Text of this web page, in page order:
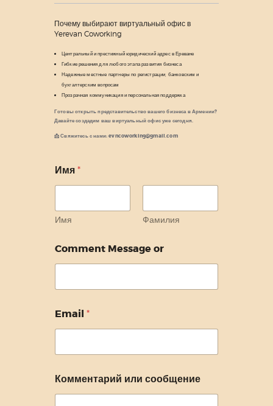
Почему выбирают виртуальный офис в
Yerevan Coworking
Центральный и престижный юридический адрес в Ереване
Гибкие решения для любого этапа развития бизнеса
Надежные местные партнеры по регистрации, банковским и
бухгалтерским вопросам
Прозрачная коммуникация и персональная поддержка
Готовы открыть представительство вашего бизнеса в Армении?
Давайте создадим ваш виртуальный офис уже сегодня.
📩 Свяжитесь с нами: evncoworking@gmail.com
Имя *
Имя Фамилия
Comment Message or
Email *
Комментарий или сообщение